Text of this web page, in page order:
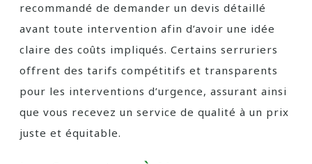
recommandé de demander un devis détaillé
avant toute intervention afin d’avoir une idée
claire des coûts impliqués. Certains serruriers
offrent des tarifs compétitifs et transparents
pour les interventions d’urgence, assurant ainsi
que vous recevez un service de qualité à un prix
juste et équitable.